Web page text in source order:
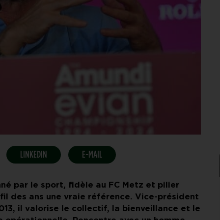
LINKEDIN E-MAIL
par le sport, fidèle au FC Metz et pilier
des ans une vraie référence. Vice-président
il valorise le collectif, la bienveillance et le